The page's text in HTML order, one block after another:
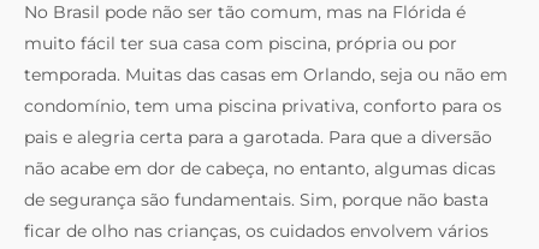
No Brasil pode não ser tão comum, mas na Flórida é
muito fácil ter sua casa com piscina, própria ou por
temporada. Muitas das casas em Orlando, seja ou não em
condomínio, tem uma piscina privativa, conforto para os
pais e alegria certa para a garotada. Para que a diversão
não acabe em dor de cabeça, no entanto, algumas dicas
de segurança são fundamentais. Sim, porque não basta
ficar de olho nas crianças, os cuidados envolvem vários